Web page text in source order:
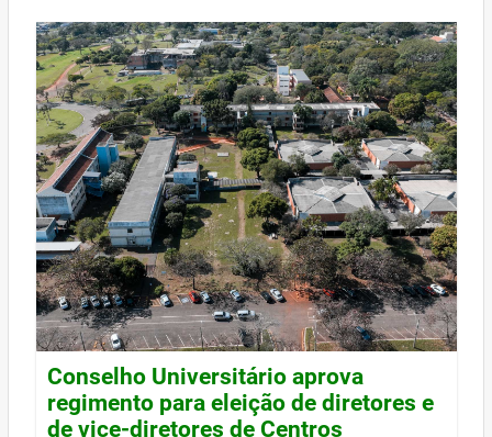
Conselho Universitário aprova
regimento para eleição de diretores e
de vice-diretores de Centros